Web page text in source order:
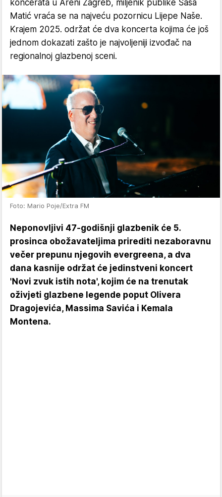
koncerata u Areni Zagreb, miljenik publike Saša
Matić vraća se na najveću pozornicu Lijepe Naše.
Krajem 2025. održat će dva koncerta kojima će još
jednom dokazati zašto je najvoljeniji izvođač na
regionalnoj glazbenoj sceni.
Foto: Mario Poje/Extra FM
Neponovljivi 47-godišnji glazbenik će 5.
prosinca obožavateljima prirediti nezaboravnu
večer prepunu njegovih evergreena, a dva
dana kasnije održat će jedinstveni koncert
'Novi zvuk istih nota', kojim će na trenutak
oživjeti glazbene legende poput Olivera
Dragojevića, Massima Savića i Kemala
Montena.